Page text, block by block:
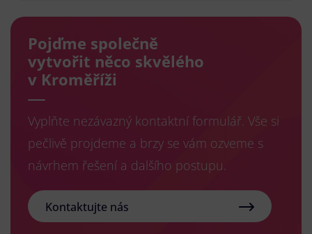
Pojďme společně
vytvořit něco skvělého
v Kroměříži
Vyplňte nezávazný kontaktní formulář. Vše si
pečlivě projdeme a brzy se vám ozveme s
návrhem řešení a dalšího postupu.
Kontaktujte nás